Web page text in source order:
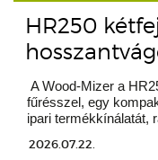
HR250
A Wood-Mizer a
fűrésszel, egy
ipari termékkínálatát,
2026.07.22.